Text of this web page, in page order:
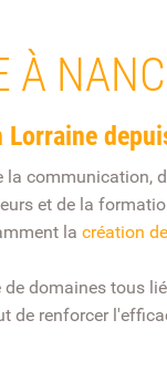
À
communication,
et de la
la création
domaines tous
de renforcer